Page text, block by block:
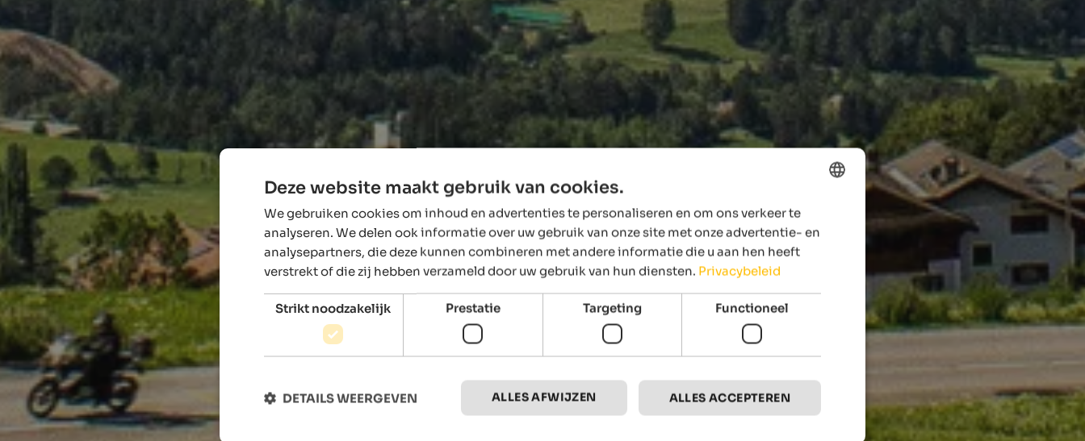
ENGLISH
DUTCH
Deze website maakt gebruik van cookies.
We gebruiken cookies om inhoud en advertenties te personaliseren en om ons verkeer te
analyseren. We delen ook informatie over uw gebruik van onze site met onze advertentie- en
analysepartners, die deze kunnen combineren met andere informatie die u aan hen heeft
verstrekt of die zij hebben verzameld door uw gebruik van hun diensten. Privacybeleid
Strikt noodzakelijk Prestatie Targeting Functioneel
ALLES ACCEPTEREN
ALLES AFWIJZEN
DETAILS WEERGEVEN